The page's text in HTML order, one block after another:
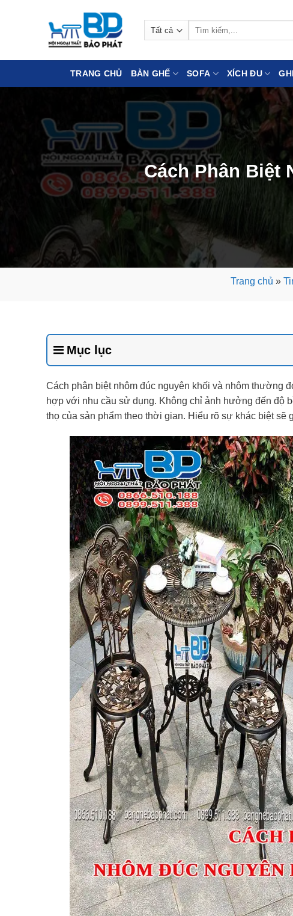
TRANG CHỦ BÀN GHẾ SOFA XÍCH ĐU
Cách Phân Biệt
Trang chủ »
Mục lục
Cách phân biệt nhôm đúc nguyên khối và nhôm thường
hợp với nhu cầu sử dụng. Không chỉ ảnh hưởng đến độ
thọ của sản phẩm theo thời gian. Hiểu rõ sự khác biệt